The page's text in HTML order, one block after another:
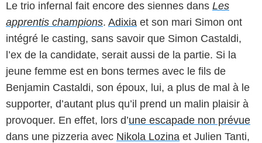
Le trio infernal fait encore des siennes dans Les
apprentis champions. Adixia et son mari Simon ont
intégré le casting, sans savoir que Simon Castaldi,
l’ex de la candidate, serait aussi de la partie. Si la
jeune femme est en bons termes avec le fils de
Benjamin Castaldi, son époux, lui, a plus de mal à le
supporter, d’autant plus qu’il prend un malin plaisir à
provoquer. En effet, lors d’une escapade non prévue
dans une pizzeria avec Nikola Lozina et Julien Tanti,